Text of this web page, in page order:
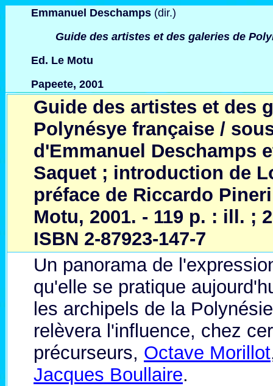
Emmanuel Deschamps (dir.)
Guide des artistes et des galeries de
Ed. Le Motu
Papeete, 2001
Guide des artistes et des
Polynésye française /
d'Emmanuel Deschamps
Saquet ; introduction de
préface de Riccardo
Motu, 2001. - 119 p. : ill. ;
ISBN 2-87923-147-7
Un panorama de
qu'elle se pratique
les archipels de la
relèvera l'influence, chez
précurseurs, Octave Morillot
Jacques Boullaire.